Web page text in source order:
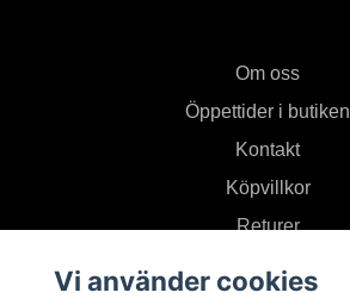
Om oss
Öppettider i butiken
Kontakt
Köpvillkor
Returer
Vi använder cookies